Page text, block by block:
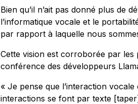
Bien qu’il n’ait pas donné plus de
l’informatique vocale et le
par rapport à laquelle nous
Cette vision est corroborée par
conférence des développeurs
« Je pense que l’interaction
interactions se font par texte